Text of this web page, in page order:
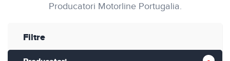
Producatori Motorline Portugalia.
Filtre